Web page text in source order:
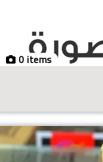
0 items